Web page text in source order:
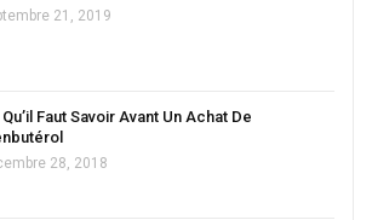
21, 2019
Faut Savoir Avant Un Achat De
28, 2018